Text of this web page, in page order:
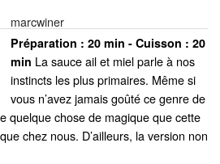
marcwiner
Préparation : 20 min - Cuisson : 20
min La sauce ail et miel parle à nos
instincts les plus primaires. Même si
vous n’avez jamais goûté ce genre de
quelque chose de magique que cette
chez nous. D’ailleurs, la version non